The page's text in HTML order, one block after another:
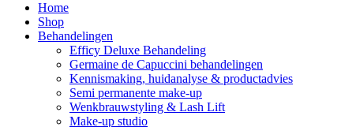
Home
Shop
Behandelingen
Efficy Deluxe Behandeling
Germaine de Capuccini behandelingen
Kennismaking, huidanalyse & productadvies
Semi permanente make-up
Wenkbrauwstyling & Lash Lift
Make-up studio